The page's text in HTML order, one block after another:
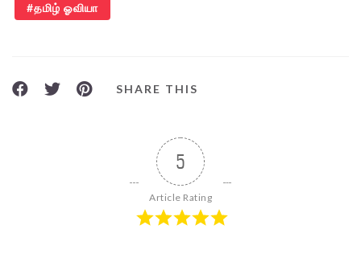
தமிழ் ஓவியா
SHARE THIS
5
Article Rating